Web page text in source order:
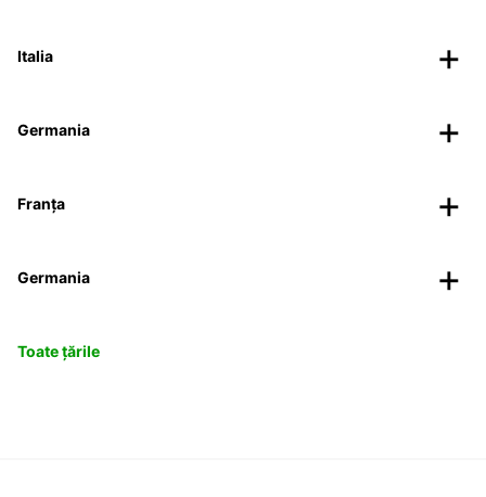
Italia
Germania
Franța
Germania
Toate țările